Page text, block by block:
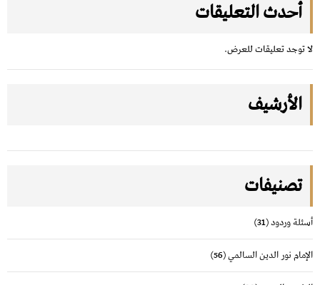
أحدث التعليقات
لا توجد تعليقات للعرض.
الأرشيف
تصنيفات
أسئلة وردود(31)
الإمام نور الدين السالمي(56)